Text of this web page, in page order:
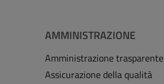
AMMINISTRAZIONE
Amministrazione trasparente
Assicurazione della qualità